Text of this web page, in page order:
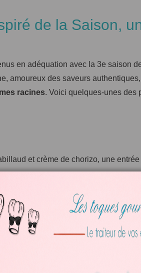
de la Saison,
en adéquation avec la 3e saison
amoureux des saveurs
racines. Voici quelques-unes des
et crème de chorizo, une
avec une
fine au parmesan et thym garnie
glacée automnale :
exotique, ou pour rester